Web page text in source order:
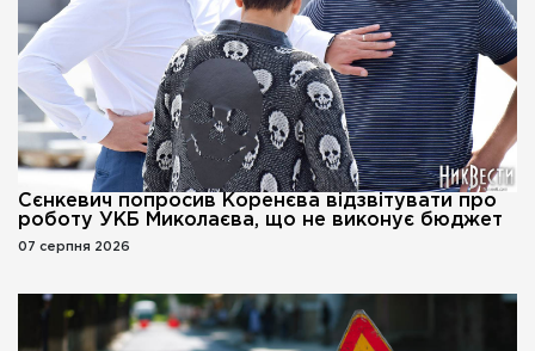
Сєнкевич попросив Коренєва відзвітувати про
роботу УКБ Миколаєва, що не виконує бюджет
07 серпня 2026